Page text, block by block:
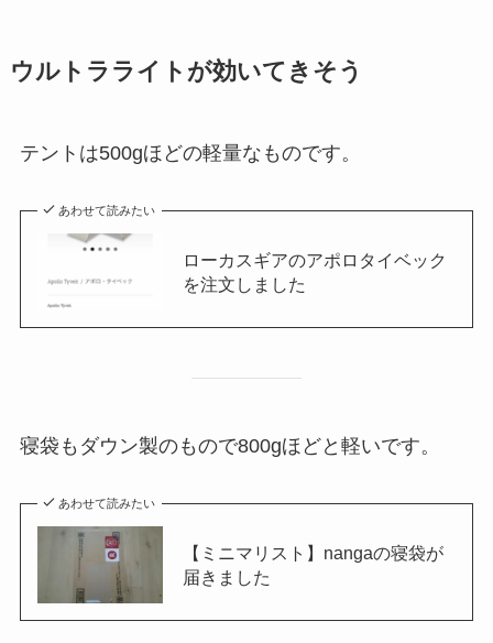
ウルトラライトが効いてきそう
テントは500gほどの軽量なものです。
あわせて読みたい
ローカスギアのアポロタイベック
を注文しました
寝袋もダウン製のもので800gほどと軽いです。
あわせて読みたい
【ミニマリスト】nangaの寝袋が
届きました